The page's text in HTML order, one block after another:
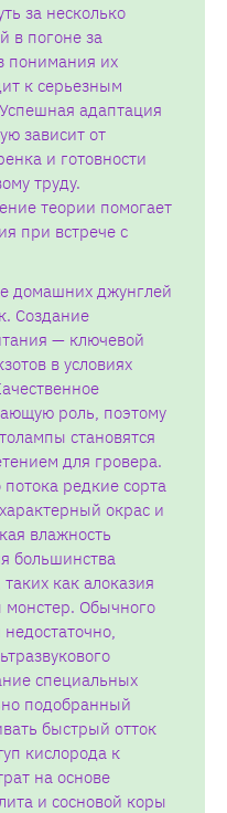
за несколько
в погоне за
понимания их
к серьезным
адаптация
зависит от
и готовности
труду.
теории помогает
при встрече с
домашних джунглей
Создание
— ключевой
в условиях
роль, поэтому
становятся
для гровера.
редкие сорта
окрас и
влажность
большинства
как алоказия
Обычного
специальных
подобранный
быстрый отток
кислорода к
на основе
и сосновой коры